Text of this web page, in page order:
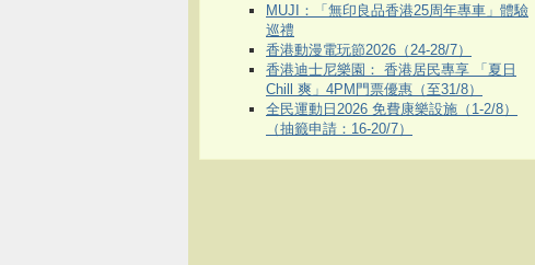
MUJI：「無印良品香港25周年專車」體驗
巡禮
香港動漫電玩節2026（24-28/7）
香港迪士尼樂園： 香港居民專享 「夏日
Chill 爽」4PM門票優惠（至31/8）
全民運動日2026 免費康樂設施（1-2/8）
（抽籤申請：16-20/7）